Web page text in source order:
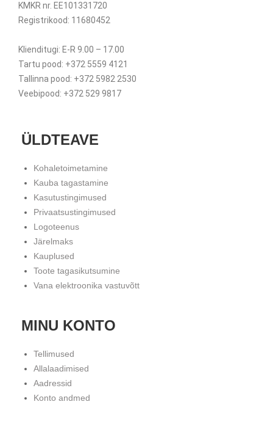
KMKR nr. EE101331720
Registrikood: 11680452
Klienditugi: E-R 9.00 – 17.00
Tartu pood: +372 5559 4121
Tallinna pood: +372 5982 2530
Veebipood: +372 529 9817
ÜLDTEAVE
Kohaletoimetamine
Kauba tagastamine
Kasutustingimused
Privaatsustingimused
Logoteenus
Järelmaks
Kauplused
Toote tagasikutsumine
Vana elektroonika vastuvõtt
MINU KONTO
Tellimused
Allalaadimised
Aadressid
Konto andmed